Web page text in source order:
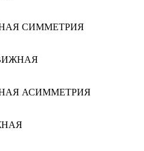
СИММЕТРИЯ
АСИММЕТРИЯ